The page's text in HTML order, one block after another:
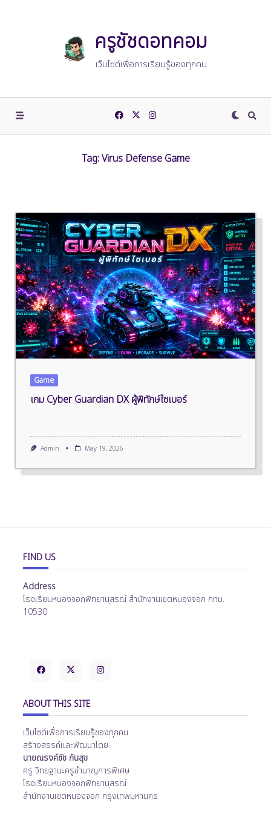
ครูชัชดอทคอม
เว็บไซต์เพื่อการเรียนรู้ของทุกคน
Tag:Virus Defense Game
Game
เกม Cyber Guardian DX ผู้พิทักษ์ไซเบอร์
Admin May 19, 2026
FIND US
Address
โรงเรียนหนองจอกพิทยานุสรณ์ สำนักงานเขตหนองจอก กทม.
10530
ABOUT THIS SITE
เว็บไซต์เพื่อการเรียนรู้ของทุกคน
สร้างสรรค์และพัฒนาโดย
นายณรงค์ชัช กันสุข
ครู วิทยฐานะครูชำนาญการพิเศษ
โรงเรียนหนองจอกพิทยานุสรณ์
สำนักงานเขตหนองจอก กรุงเทพมหานคร